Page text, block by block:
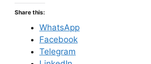
Share this:
WhatsApp
Facebook
Telegram